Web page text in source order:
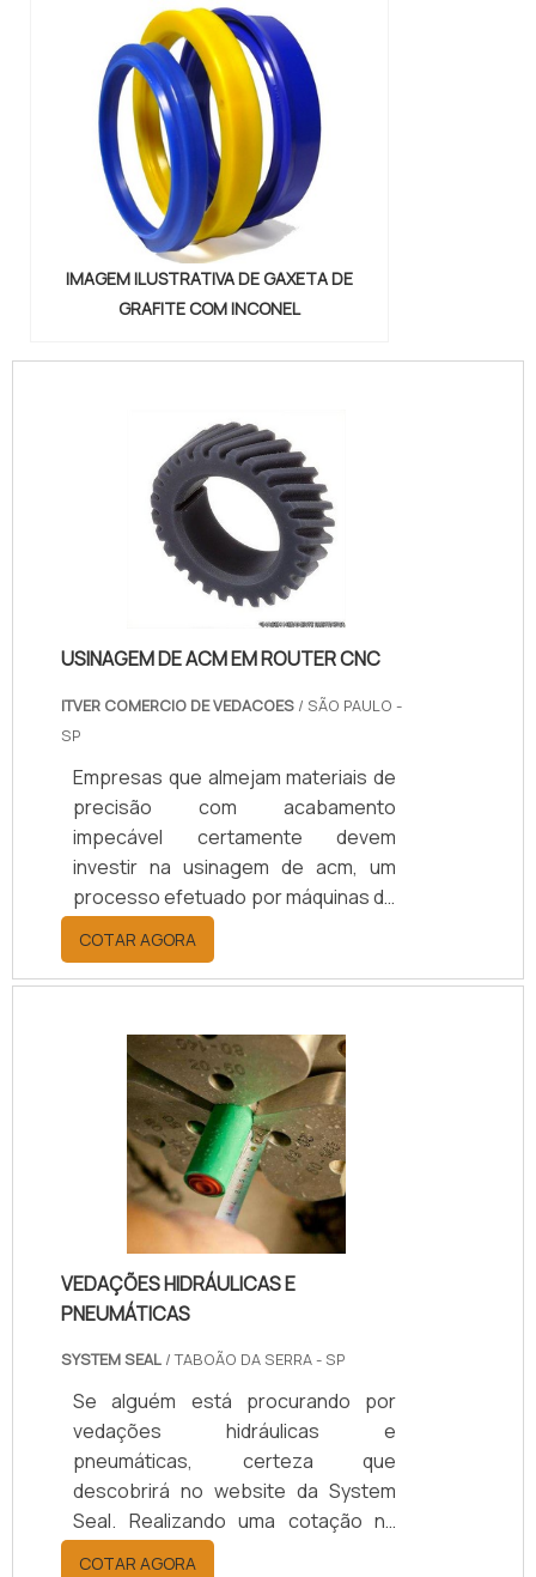
IMAGEM ILUSTRATIVA DE GAXETA DE
GRAFITE COM INCONEL
USINAGEM DE ACM EM ROUTER CNC
ITVER COMERCIO DE VEDACOES / SÃO PAULO -
SP
Empresas que almejam materiais de
precisão com acabamento
impecável certamente devem
investir na usinagem de acm, um
processo efetuado por máquinas de
tecnologias arrojadas, capazes de
efetuar os mais diversos
procedimentos, como cortes,
A usinagem de ACM em router CNC
é ideal para as mais diversas
necessidades, pois atende a:
Produção de fachadas Tótens;
Projetos especiais; E vários outros
usos.Aqueles que investem no
serviço de usinagem de ACM em
router têm .
COTAR AGORA
VEDAÇÕES HIDRÁULICAS E
PNEUMÁTICAS
SYSTEM SEAL / TABOÃO DA SERRA - SP
Se alguém está procurando por
vedações hidráulicas e
pneumáticas, certeza que
descobrirá no website da System
Seal. Realizando uma cotação na
maior especialista do segmento e
COTAR AGORA